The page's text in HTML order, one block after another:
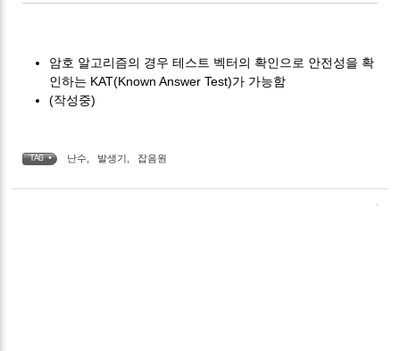
암호 알고리즘의 경우 테스트 벡터의 확인으로 안전성을 확
인하는 KAT(Known Answer Test)가 가능함
(작성중)
TAG • 난수 발생기 잡음원